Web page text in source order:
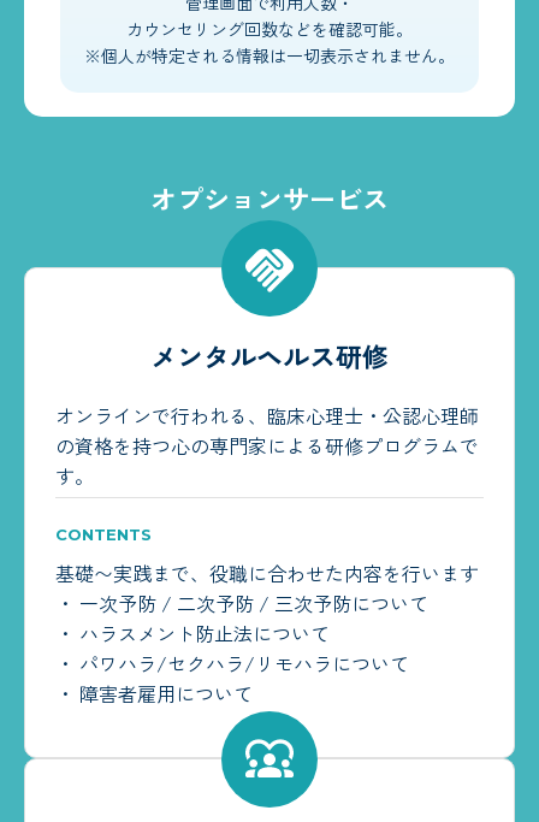
カウンセリング回数などを確認可能。
※個人が特定される情報は一切表示されません。
オプションサービス
メンタルヘルス研修
オンラインで行われる、臨床心理士・公認心理師
の資格を持つ心の専門家による研修プログラムで
す。
CONTENTS
基礎〜実践まで、役職に合わせた内容を行います
・ 一次予防 / 二次予防 / 三次予防について
・ ハラスメント防止法について
・ パワハラ/セクハラ/リモハラについて
・ 障害者雇用について